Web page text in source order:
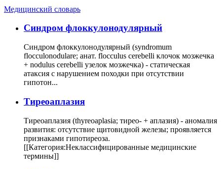
Медицинский словарь
Cиндром флоккулонодулярный
Синдром флоккулонодулярный (syndromum
flocculonodulare; анат. flocculus cerebelli клочок мозжечка
+ nodulus cerebelli узелок мозжечка) - статическая
атаксия с нарушением походки при отсутствии
гипотон...
Тиреоаплазия
Тиреоаплазия (thyreoaplasia; тирео- + аплазия) - аномалия
развития: отсутствие щитовидной железы; проявляется
признаками гипотиреоза.
[[Категория:Неклассифицированные медицинские
термины]]